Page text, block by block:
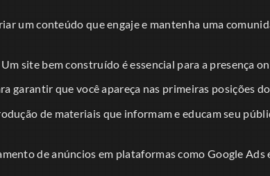
um conteúdo que engaje e mantenha uma
Um site bem construído é essencial para a presença
garantir que você apareça nas primeiras posições
de materiais que informam e educam seu
de anúncios em plataformas como Google Ads